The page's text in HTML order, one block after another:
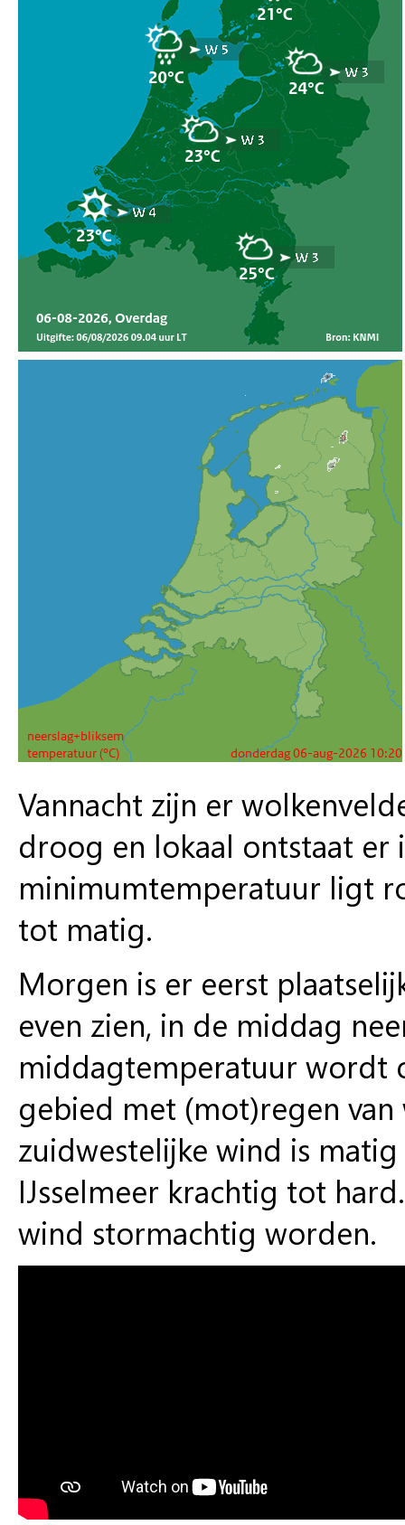
Vannacht zijn er
droog en lokaal ontstaat
minimumtemperatuur ligt
tot matig.
Morgen is er eerst
even zien, in de middag
middagtemperatuur wordt
gebied met (mot)regen
zuidwestelijke wind is
IJsselmeer krachtig tot
wind stormachtig worden.